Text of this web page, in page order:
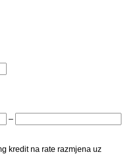
–
kredit na rate razmjena uz